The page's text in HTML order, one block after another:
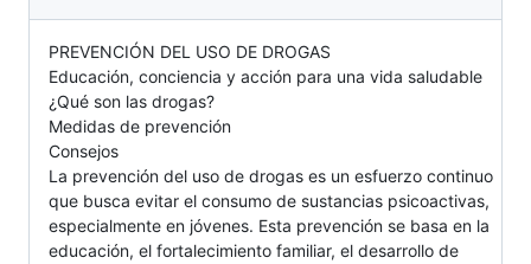
PREVENCIÓN DEL USO DE DROGAS
Educación, conciencia y acción para una vida saludable
¿Qué son las drogas?
Medidas de prevención
Consejos
La prevención del uso de drogas es un esfuerzo continuo
que busca evitar el consumo de sustancias psicoactivas,
especialmente en jóvenes. Esta prevención se basa en la
educación, el fortalecimiento familiar, el desarrollo de